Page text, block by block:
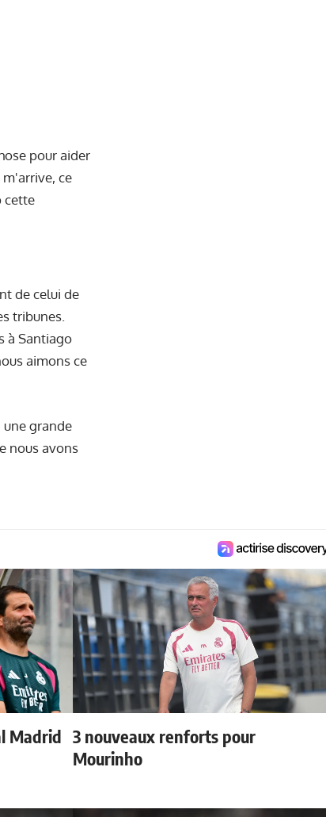
pour aider
ce
cette
de celui de
tribunes.
à Santiago
aimons ce
grande
nous avons
Madrid 3 nouveaux renforts pour
Mourinho